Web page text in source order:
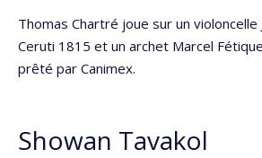
Thomas Chartré joue sur un violoncelle
Ceruti 1815 et un archet Marcel
prêté par Canimex.
Showan Tavakol